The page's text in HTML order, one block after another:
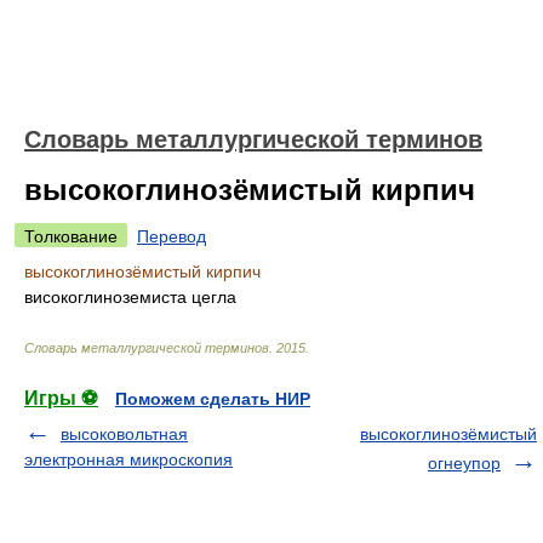
Словарь металлургической терминов
высокоглинозёмистый кирпич
Толкование
Перевод
высокоглинозёмистый кирпич
високоглиноземиста цегла
Словарь металлургической терминов 2015
Игры ⚽
Поможем сделать НИР
высоковольтная
электронная микроскопия
высокоглинозёмистый
огнеупор